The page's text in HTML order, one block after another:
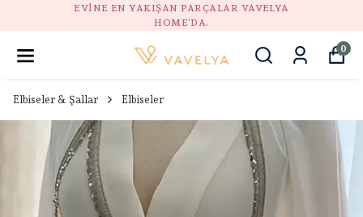
GÜVENLI ALIŞVERIŞ, DOĞAL STIL, HUZURLU EV.
0
Elbiseler & Şallar Elbiseler